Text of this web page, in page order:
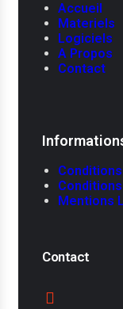
Accueil
Materiels
Logiciels
A Propos
Contact
Mentions
Contact